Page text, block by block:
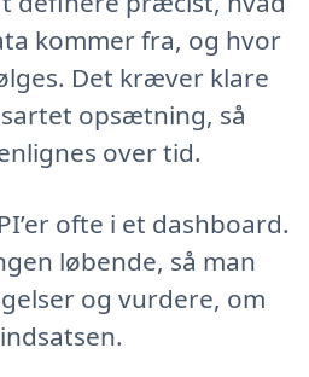
kommer fra, og hvor
Det kræver klare
opsætning, så
over tid.
ofte i et dashboard.
løbende, så man
og vurdere, om